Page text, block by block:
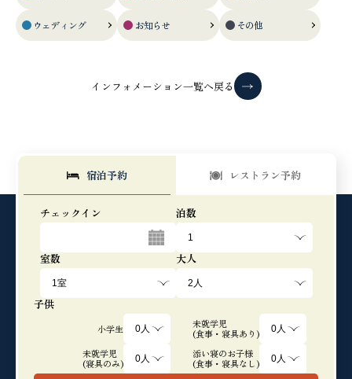
ウェディング お知らせ その他
インフォメーション一覧へ戻る
宿泊予約 レストラン予約
チェックイン 泊数
室数 大人
子供
小学生
未就学児
(食事・寝具あり)
未就学児
(寝具のみ)
添い寝のお子様
(食事・寝具なし)